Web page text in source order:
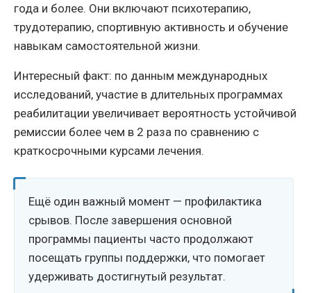
года и более. Они включают психотерапию,
трудотерапию, спортивную активность и обучение
навыкам самостоятельной жизни.
Интересный факт: по данным международных
исследований, участие в длительных программах
реабилитации увеличивает вероятность устойчивой
ремиссии более чем в 2 раза по сравнению с
краткосрочными курсами лечения.
Ещё один важный момент — профилактика
срывов. После завершения основной
программы пациенты часто продолжают
посещать группы поддержки, что помогает
удерживать достигнутый результат.